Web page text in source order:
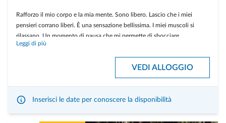
Rafforzo il mio corpo e la mia mente. Sono libero. Lascio che i miei
pensieri corrano liberi. È una sensazione bellissima. I miei muscoli si
rilassano. Un momento di pausa che mi permette di sbocciare.
Leggi di più
VEDI ALLOGGIO
Inserisci le date per conoscere la disponibilità